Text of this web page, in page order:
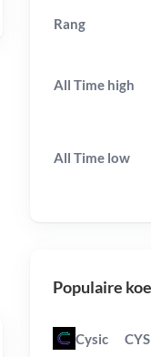
Rang
All Time high
All Time low
Populaire
Cysic CYS